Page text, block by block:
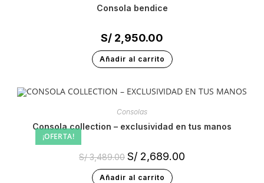
consola bendice
S/ 2,950.00
Añadir al carrito
¡OFERTA!
Consolas
consola collection – exclusividad en tus manos
S/3,489.00 S/ 2,689.00
Añadir al carrito